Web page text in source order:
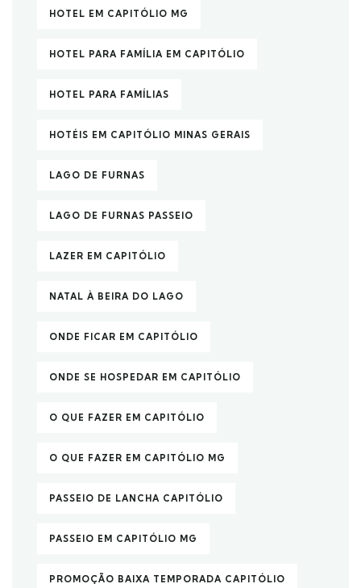
HOTEL EM CAPITÓLIO MG
HOTEL PARA FAMÍLIA EM CAPITÓLIO
HOTEL PARA FAMÍLIAS
HOTÉIS EM CAPITÓLIO MINAS GERAIS
LAGO DE FURNAS
LAGO DE FURNAS PASSEIO
LAZER EM CAPITÓLIO
NATAL À BEIRA DO LAGO
ONDE FICAR EM CAPITÓLIO
ONDE SE HOSPEDAR EM CAPITÓLIO
O QUE FAZER EM CAPITÓLIO
O QUE FAZER EM CAPITÓLIO MG
PASSEIO DE LANCHA CAPITÓLIO
PASSEIO EM CAPITÓLIO MG
PROMOÇÃO BAIXA TEMPORADA CAPITÓLIO